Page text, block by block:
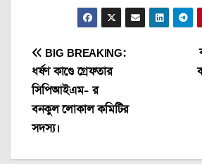
Post
navigation
BIG BREAKING:
ধর্ষণ কাণ্ডে গ্রেফতার
সিপিআইএম- র
বনকুল লোকাল কমিটির
সদস্য।